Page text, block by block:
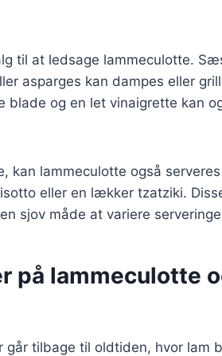
til at ledsage lammeculotte.
asparges kan dampes eller
blade og en let vinaigrette kan
kan lammeculotte også
eller en lækker tzatziki.
sjov måde at variere
på lammeculotte
går tilbage til oldtiden, hvor lam